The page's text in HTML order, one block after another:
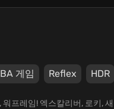
게임 Reflex HDR
프레임! 엑스칼리버, 로키,